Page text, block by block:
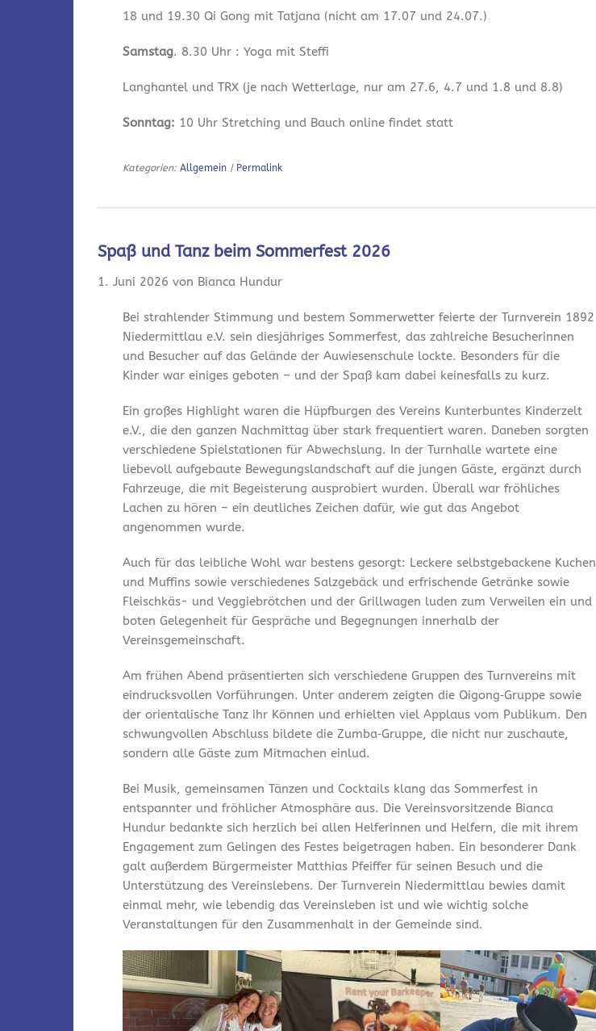
18 und 19.30 Qi Gong mit Tatjana (nicht am 17.07 und 24.07.)
Samstag. 8.30 Uhr : Yoga mit Steffi
Langhantel und TRX (je nach Wetterlage, nur am 27.6, 4.7 und 1.8 und 8.8)
Sonntag: 10 Uhr Stretching und Bauch online findet statt
Kategorien:Allgemein | Permalink
Spaß und Tanz beim Sommerfest 2026
1. Juni 2026 von Bianca Hundur
Bei strahlender Stimmung und bestem Sommerwetter feierte der Turnverein 1892
Niedermittlau e.V. sein diesjähriges Sommerfest, das zahlreiche Besucherinnen
und Besucher auf das Gelände der Auwiesenschule lockte. Besonders für die
Kinder war einiges geboten – und der Spaß kam dabei keinesfalls zu kurz.
Ein großes Highlight waren die Hüpfburgen des Vereins Kunterbuntes Kinderzelt
e.V., die den ganzen Nachmittag über stark frequentiert waren. Daneben sorgten
verschiedene Spielstationen für Abwechslung. In der Turnhalle wartete eine
liebevoll aufgebaute Bewegungslandschaft auf die jungen Gäste, ergänzt durch
Fahrzeuge, die mit Begeisterung ausprobiert wurden. Überall war fröhliches
Lachen zu hören – ein deutliches Zeichen dafür, wie gut das Angebot
angenommen wurde.
Auch für das leibliche Wohl war bestens gesorgt: Leckere selbstgebackene Kuchen
und Muffins sowie verschiedenes Salzgebäck und erfrischende Getränke sowie
Fleischkäs- und Veggiebrötchen und der Grillwagen luden zum Verweilen ein und
boten Gelegenheit für Gespräche und Begegnungen innerhalb der
Vereinsgemeinschaft.
Am frühen Abend präsentierten sich verschiedene Gruppen des Turnvereins mit
eindrucksvollen Vorführungen. Unter anderem zeigten die Qigong‑Gruppe sowie
der orientalische Tanz ihr Können und erhielten viel Applaus vom Publikum. Den
schwungvollen Abschluss bildete die Zumba‑Gruppe, die nicht nur zuschaute,
sondern alle Gäste zum Mitmachen einlud.
Bei Musik, gemeinsamen Tänzen und Cocktails klang das Sommerfest in
entspannter und fröhlicher Atmosphäre aus. Die Vereinsvorsitzende Bianca
Hundur bedankte sich herzlich bei allen Helferinnen und Helfern, die mit ihrem
Engagement zum Gelingen des Festes beigetragen haben. Ein besonderer Dank
galt außerdem Bürgermeister Matthias Pfeiffer für seinen Besuch und die
Unterstützung des Vereinslebens. Der Turnverein Niedermittlau bewies damit
einmal mehr, wie lebendig das Vereinsleben ist und wie wichtig solche
Veranstaltungen für den Zusammenhalt in der Gemeinde sind.